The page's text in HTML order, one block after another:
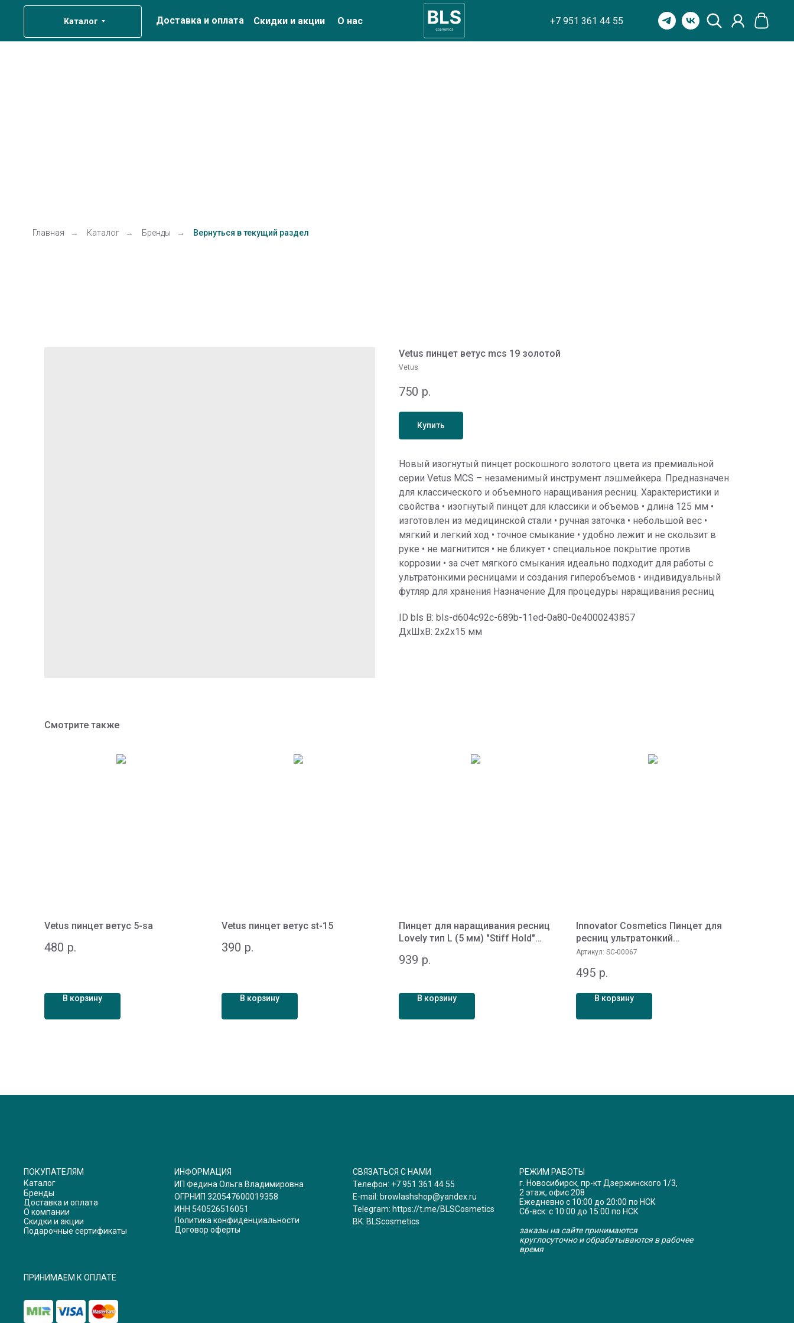
Каталог О нас
Доставка и оплата Скидки и акции +7 951 361 44 55
Главная → Каталог → Бренды → Вернуться в текущий раздел
Vetus пинцет ветус mcs 19 золотой
Vetus
750 р.
Купить
Новый изогнутый пинцет роскошного золотого цвета из премиальной
серии Vetus MCS – незаменимый инструмент лэшмейкера. Предназначен
для классического и объемного наращивания ресниц. Характеристики и
свойства • изогнутый пинцет для классики и объемов • длина 125 мм •
изготовлен из медицинской стали • ручная заточка • небольшой вес •
мягкий и легкий ход • точное смыкание • удобно лежит и не скользит в
руке • не магнитится • не бликует • специальное покрытие против
коррозии • за счет мягкого смыкания идеально подходит для работы с
ультратонкими ресницами и создания гиперобъемов • индивидуальный
футляр для хранения Назначение Для процедуры наращивания ресниц
ID bls В: bls-d604c92c-689b-11ed-0a80-0e4000243857
ДxШxВ: 2x2x15 мм
Смотрите также
Vetus пинцет ветус 5-sa
480 р.
В корзину
Vetus пинцет ветус st-15
390 р.
В корзину
Пинцет для наращивания ресниц
Lovely тип L (5 мм) "Stiff Hold"
939 р.
В корзину
Innovator Cosmetics Пинцет для
ресниц ультратонкий
(изогнутый)
Артикул: SC-00067
495 р.
В корзину
ПОКУПАТЕЛЯМ
Каталог
Бренды
Доставка и оплата
О компании
Скидки и акции
Подарочные сертификаты
ИНФОРМАЦИЯ
ИП Федина Ольга Владимировна
ОГРНИП 320547600019358
ИНН 540526516051
Политика конфиденциальности
Договор оферты
СВЯЗАТЬСЯ С НАМИ
Телефон: +7 951 361 44 55
E-mail: browlashshop@yandex.ru
Telegram: https://t.me/BLSCosmetics
BK: BLScosmetics
РЕЖИМ РАБОТЫ
г. Новосибирск, пр-кт Дзержинского 1/3,
2 этаж, офис 208
Ежедневно с 10:00 до 20:00 по НСК
Сб-вск: с 10:00 до 15:00 по НСК
заказы на сайте принимаются
круглосуточно и обрабатываются в рабочее
время
ПРИНИМАЕМ К ОПЛАТЕ